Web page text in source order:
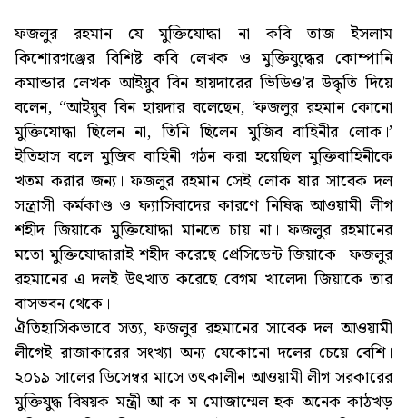
ফজলুর রহমান যে মুক্তিযোদ্ধা না কবি তাজ ইসলাম
কিশোরগঞ্জের বিশিষ্ট কবি লেখক ও মুক্তিযুদ্ধের কোম্পানি
কমান্ডার লেখক আইয়ুব বিন হায়দারের ভিডিও’র উদ্ধৃতি দিয়ে
বলেন, “আইয়ুব বিন হায়দার বলেছেন, ‘ফজলুর রহমান কোনো
মুক্তিযোদ্ধা ছিলেন না, তিনি ছিলেন মুজিব বাহিনীর লোক।’
ইতিহাস বলে মুজিব বাহিনী গঠন করা হয়েছিল মুক্তিবাহিনীকে
খতম করার জন্য। ফজলুর রহমান সেই লোক যার সাবেক দল
সন্ত্রাসী কর্মকাণ্ড ও ফ্যাসিবাদের কারণে নিষিদ্ধ আওয়ামী লীগ
শহীদ জিয়াকে মুক্তিযোদ্ধা মানতে চায় না। ফজলুর রহমানের
মতো মুক্তিযোদ্ধারাই শহীদ করেছে প্রেসিডেন্ট জিয়াকে। ফজলুর
রহমানের এ দলই উৎখাত করেছে বেগম খালেদা জিয়াকে তার
বাসভবন থেকে।
ঐতিহাসিকভাবে সত্য, ফজলুর রহমানের সাবেক দল আওয়ামী
লীগেই রাজাকারের সংখ্যা অন্য যেকোনো দলের চেয়ে বেশি।
২০১৯ সালের ডিসেম্বর মাসে তৎকালীন আওয়ামী লীগ সরকারের
মুক্তিযুদ্ধ বিষয়ক মন্ত্রী আ ক ম মোজাম্মেল হক অনেক কাঠখড়